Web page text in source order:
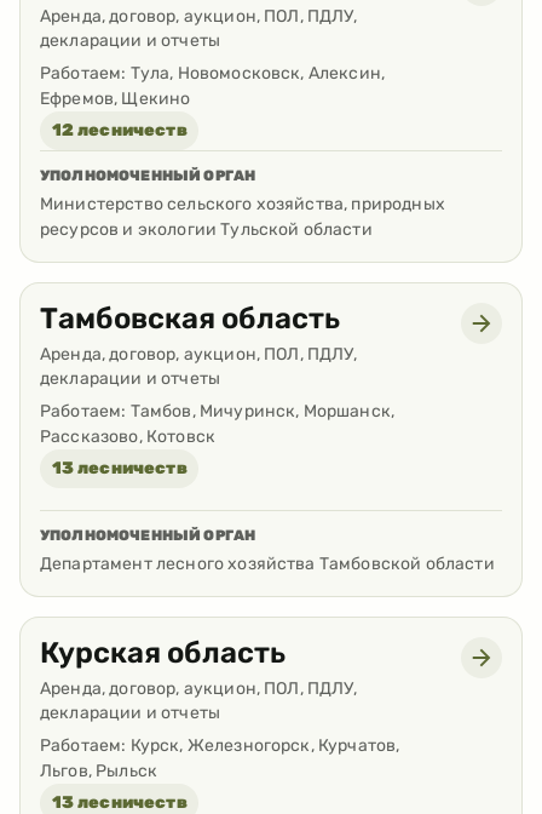
Аренда, договор, аукцион, ПОЛ, ПДЛУ,
декларации и отчеты
Работаем: Тула, Новомосковск, Алексин,
Ефремов, Щекино
12 лесничеств
УПОЛНОМОЧЕННЫЙ ОРГАН
Министерство сельского хозяйства, природных
ресурсов и экологии Тульской области
Тамбовская область
Аренда, договор, аукцион, ПОЛ, ПДЛУ,
декларации и отчеты
Работаем: Тамбов, Мичуринск, Моршанск,
Рассказово, Котовск
13 лесничеств
УПОЛНОМОЧЕННЫЙ ОРГАН
Департамент лесного хозяйства Тамбовской области
Курская область
Аренда, договор, аукцион, ПОЛ, ПДЛУ,
декларации и отчеты
Работаем: Курск, Железногорск, Курчатов,
Льгов, Рыльск
13 лесничеств